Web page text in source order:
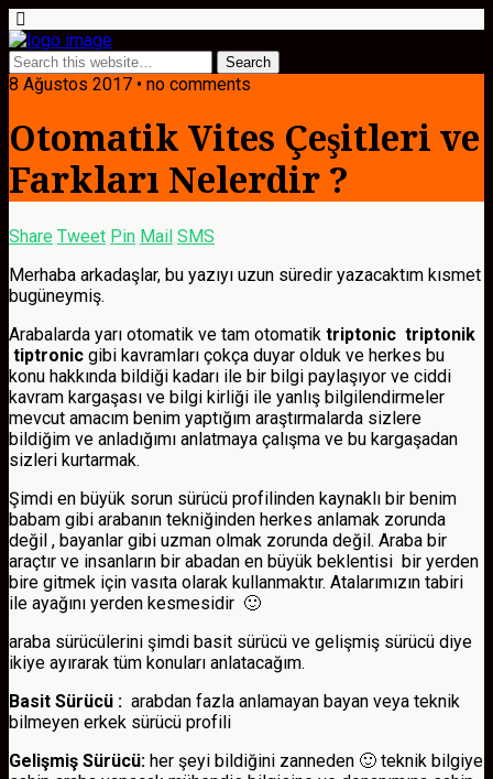
8 Ağustos 2017 • no comments
Otomatik Vites Çeşitleri ve
Farkları Nelerdir ?
Share Tweet Pin Mail SMS
Merhaba arkadaşlar, bu yazıyı uzun süredir yazacaktım kısmet
bugüneymiş.
Arabalarda yarı otomatik ve tam otomatik triptonic triptonik
tiptronic gibi kavramları çokça duyar olduk ve herkes bu
konu hakkında bildiği kadarı ile bir bilgi paylaşıyor ve ciddi
kavram kargaşası ve bilgi kirliği ile yanlış bilgilendirmeler
mevcut amacım benim yaptığım araştırmalarda sizlere
bildiğim ve anladığımı anlatmaya çalışma ve bu kargaşadan
sizleri kurtarmak.
Şimdi en büyük sorun sürücü profilinden kaynaklı bir benim
babam gibi arabanın tekniğinden herkes anlamak zorunda
değil , bayanlar gibi uzman olmak zorunda değil. Araba bir
araçtır ve insanların bir abadan en büyük beklentisi bir yerden
bire gitmek için vasıta olarak kullanmaktır. Atalarımızın tabiri
ile ayağını yerden kesmesidir 🙂
araba sürücülerini şimdi basit sürücü ve gelişmiş sürücü diye
ikiye ayırarak tüm konuları anlatacağım.
Basit Sürücü : arabdan fazla anlamayan bayan veya teknik
bilmeyen erkek sürücü profili
Gelişmiş Sürücü: her şeyi bildiğini zanneden 🙂 teknik bilgiye